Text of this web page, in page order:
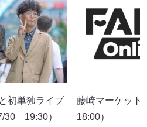
初単独ライブ
30 19:30）
藤崎マーケッ
18:00）